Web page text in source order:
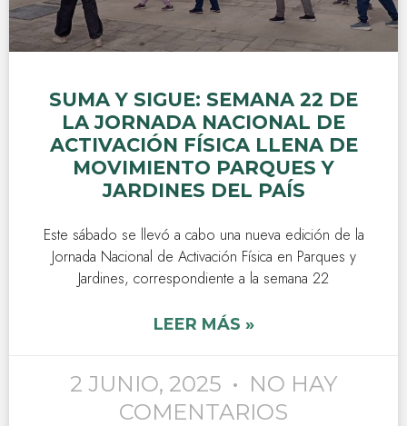
SUMA Y SIGUE: SEMANA 22 DE
LA JORNADA NACIONAL DE
ACTIVACIÓN FÍSICA LLENA DE
MOVIMIENTO PARQUES Y
JARDINES DEL PAÍS
Este sábado se llevó a cabo una nueva edición de la
Jornada Nacional de Activación Física en Parques y
Jardines, correspondiente a la semana 22
LEER MÁS »
2 JUNIO, 2025
NO HAY
COMENTARIOS